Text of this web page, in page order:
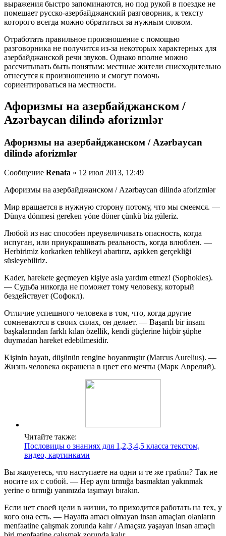
выражения быстро запоминаются, но под рукой в поездке не
помешает русско-азербайджанский разговорник, к тексту
которого всегда можно обратиться за нужным словом.
Отработать правильное произношение с помощью
разговорника не получится из-за некоторых характерных для
азербайджанской речи звуков. Однако вполне можно
рассчитывать быть понятым: местные жители снисходительно
отнесутся к произношению и смогут помочь
сориентироваться на местности.
Афоризмы на азербайджанском /
Azərbaycan dilində aforizmlər
Афоризмы на азербайджанском / Azərbaycan
dilində aforizmlər
Сообщение Renata » 12 июл 2013, 12:49
Афоризмы на азербайджанском / Azərbaycan dilində aforizmlər
Мир вращается в нужную сторону потому, что мы смеемся. —
Dünya dönmesi gereken yöne döner çünkü biz güleriz.
Любой из нас способен преувеличивать опасность, когда
испуган, или приукрашивать реальность, когда влюблен. —
Herbirimiz korkarken tehlikeyi abartırız, aşıkken gerçekliği
süsleyebiliriz.
Kader, harekete geçmeyen kişiye asla yardım etmez! (Sophokles).
— Судьба никогда не поможет тому человеку, который
бездействует (Софокл).
Отличие успешного человека в том, что, когда другие
сомневаются в своих силах, он делает. — Başarılı bir insanı
başkalarından farklı kılan özellik, kendi güçlerine hiçbir şüphe
duymadan hareket edebilmesidir.
Kişinin hayatı, düşünün rengine boyanmıştır (Marcus Aurelius). —
Жизнь человека окрашена в цвет его мечты (Марк Аврелий).
Читайте также:
Пословицы о знаниях для 1,2,3,4,5 класса текстом,
видео, картинками
Вы жалуетесь, что наступаете на одни и те же грабли? Так не
носите их с собой. — Hep aynı tırmığa basmaktan yakınmak
yerine o tırmığı yanınızda taşımayı bırakın.
Если нет своей цели в жизни, то приходится работать на тех, у
кого она есть. — Hayatta amacı olmayan insan amaçları olanların
menfaatine çalışmak zorunda kalır / Amaçsız yaşayan insan amaçlı